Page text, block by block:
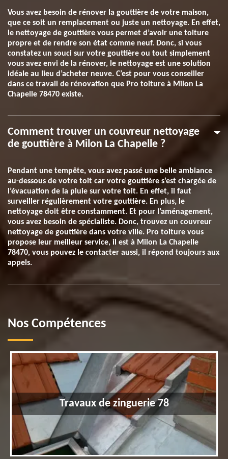
Vous avez besoin de rénover la gouttière de votre maison,
que ce soit un remplacement ou juste un nettoyage. En effet,
le nettoyage de gouttière vous permet d’avoir une toiture
propre et de rendre son état comme neuf. Donc, si vous
constatez un souci sur votre gouttière ou tout simplement
vous avez envi de la rénover, le nettoyage est une solution
idéale au lieu d’acheter neuve. C’est pour vous conseiller
dans ce travail de rénovation que Pro toiture à Milon La
Chapelle 78470 existe.
Comment trouver un couvreur nettoyage
de gouttière à Milon La Chapelle ?
Pendant une tempête, vous avez passé une belle ambiance
au-dessous de votre toit car votre gouttière s’est chargée de
l’évacuation de la pluie sur votre toit. En effet, il faut
surveiller régulièrement votre gouttière. En plus, le
nettoyage doit être constamment. Et pour l’aménagement,
vous avez besoin de spécialiste. Donc, trouvez un couvreur
nettoyage de gouttière dans votre ville. Pro toiture vous
propose leur meilleur service, il est à Milon La Chapelle
78470, vous pouvez le contacter aussi, il répond toujours aux
appels.
Nos Compétences
Travaux de zinguerie 78